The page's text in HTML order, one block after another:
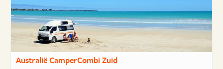
Australië CamperCombi Zuid